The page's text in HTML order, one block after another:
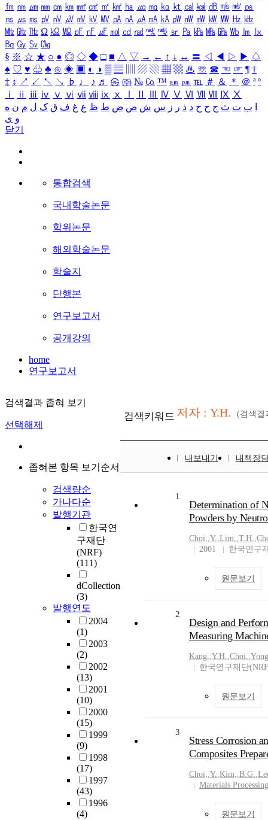
㎙ ㎚ ㎛ ㎜ ㎝ ㎞ ㎟ ㎠ ㎡ ㎢ ㏊ ㎍ ㎎ ㎏ ㏏ ㎈ ㎉ ㏈ ㎧ ㎨ ㎰
㎱ ㎲ ㎳ ㎴ ㎵ ㎶ ㎷ ㎸ ㎹ ㎀ ㎁ ㎂ ㎃ ㎄ ㎺ ㎻ ㎽ ㎾ ㎿ ㎐ ㎑
㎒ ㎓ ㎔ Ω ㏀ ㏁ ㎊ ㎋ ㎌ ㏖ ㏅ ㎭ ㎮ ㎯ ㏛ ㎩ ㎪ ㎫ ㎬ ㏝ ㏐
㏓
㏃ ㏉ ㏜ ㏆
§ ※ ☆ ★ ○ ● ◎ ◇ ◆ □ ■ △ ▽ → ← ↑ ↓ ↔ 〓 ◁ ◀ ▷ ▶ ♤
♠ ♡ ♥ ♧ ♣ ⊙ ◈ ▣ ◐ ◑ ▒ ▤ ▨ ▧ ▦ ▩ ♨ ☏ ☎ ☜ ☞ ¶ †
‡ ↕ ↗ ↙ ↖ ↘ ♭ ♩ ♪ ♬ ㉿ ㈜ № ㏇ ™ ㏂ ㏘ ℡ ＃ ＆ ＊ ＠ ª º
ⅰ
ⅱ ⅲ ⅳ ⅴ ⅵ ⅶ ⅷ ⅸ ⅹ Ⅳ Ⅴ Ⅵ Ⅶ Ⅷ Ⅸ Ⅹ
ب ت ث ج ح خ د ذ ر ز س ش ص ض ط ظ ع غ ف ق ک ل م ن ه
و ی
닫기
통합검색
국내학술논문
학위논문
해외학술논문
학술지
단행본
연구보고서
공개강의
home
연구보고서
검색결과 좁혀 보기
선택해제
좁혀본 항목 보기순서
검색량순
가나다순
발행기관
한국연
구재단
(NRF)
(111)
dCollection
(3)
발행연도
2004
(1)
2003
(2)
2002
(13)
2001
(10)
2000
(15)
1999
(9)
1998
(17)
1997
(43)
1996
(4)
검색키워드 저자 : Y.H. (검색
내보내기 내책장
1
Determination of
Powders by
Choi,,Y.,Lim,,T.H.,
2001
한국연구
원문보기
2
Design and
Measuring
Kang,,Y.H.,Choi,,Yong
한국연구재단
원문보기
3
Stress Corrosion
Composites
Choi,,Y.,Kim,,B.G.,
Materials
원문보기